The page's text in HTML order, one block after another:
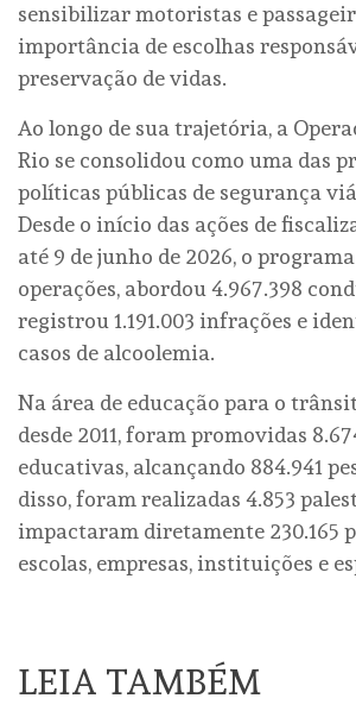
sensibilizar motoristas e
importância de escolhas
preservação de vidas.
Ao longo de sua trajetória, a
Rio se consolidou como uma das
políticas públicas de segurança
Desde o início das ações de
até 9 de junho de 2026, o
operações, abordou 4.967.398
registrou 1.191.003 infrações e
casos de alcoolemia.
Na área de educação para o
desde 2011, foram promovidas
educativas, alcançando 884.941
disso, foram realizadas 4.853
impactaram diretamente 230.165
escolas, empresas, instituições e
LEIA TAMBÉM